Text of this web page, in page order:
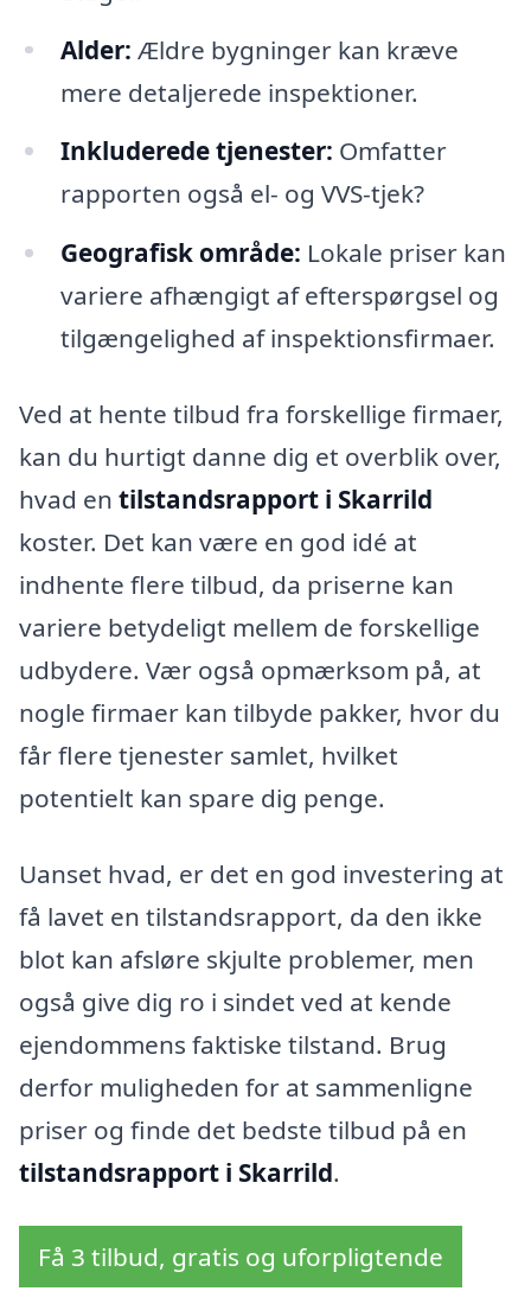
Alder: Ældre bygninger kan kræve
mere detaljerede inspektioner.
Inkluderede tjenester: Omfatter
rapporten også el- og VVS-tjek?
Geografisk område: Lokale priser kan
variere afhængigt af efterspørgsel og
tilgængelighed af inspektionsfirmaer.
Ved at hente tilbud fra forskellige firmaer,
kan du hurtigt danne dig et overblik over,
hvad en tilstandsrapport i Skarrild
koster. Det kan være en god idé at
indhente flere tilbud, da priserne kan
variere betydeligt mellem de forskellige
udbydere. Vær også opmærksom på, at
nogle firmaer kan tilbyde pakker, hvor du
får flere tjenester samlet, hvilket
potentielt kan spare dig penge.
Uanset hvad, er det en god investering at
få lavet en tilstandsrapport, da den ikke
blot kan afsløre skjulte problemer, men
også give dig ro i sindet ved at kende
ejendommens faktiske tilstand. Brug
derfor muligheden for at sammenligne
priser og finde det bedste tilbud på en
tilstandsrapport i Skarrild.
Få 3 tilbud, gratis og uforpligtende